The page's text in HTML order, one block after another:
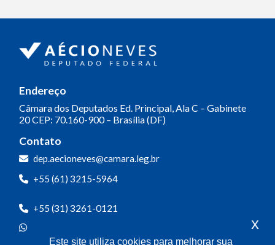
Endereço
Câmara dos Deputados Ed. Principal, Ala C – Gabinete
20CEP: 70.160-900 – Brasília (DF)
Contato
dep.aecioneves@camara.leg.br
+55 (61) 3215-5964
+55 (31) 3261-0121
Este site utiliza cookies para melhorar sua
x